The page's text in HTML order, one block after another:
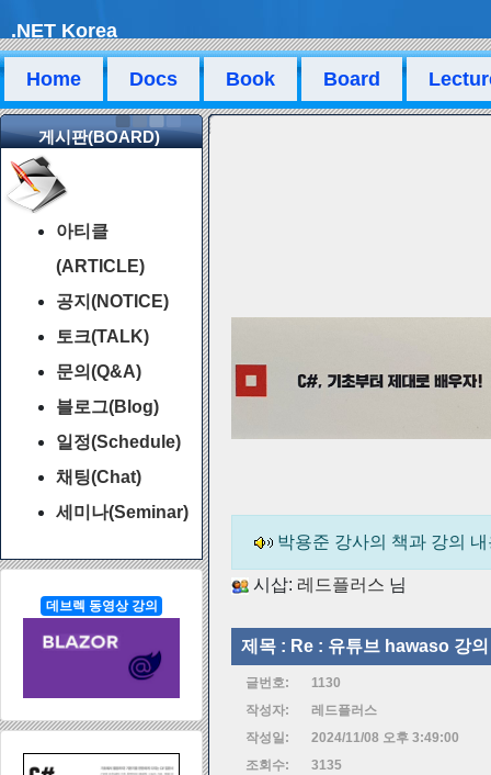
.NET Korea
Home Docs Book Board
게시판(BOARD)
아티클
(ARTICLE)
공지(NOTICE)
토크(TALK)
문의(Q&A)
블로그(Blog)
일정(Schedule)
채팅(Chat)
세미나(Seminar)
데브렉 동영상 강의
박용준 강사의 책과 강의
시삽: 레드플러스 님
제목 : Re : 유튜브 hawaso 강의
글번호:
1130
작성자:
레드플러스
작성일:
2024/11/08 오후 3:49:00
조회수:
3135